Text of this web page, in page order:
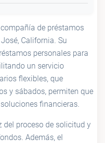
de préstamos
California. Su
personales para
un servicio
flexibles, que
y sábados, permiten que
financieras.
del proceso de solicitud y
Además, el